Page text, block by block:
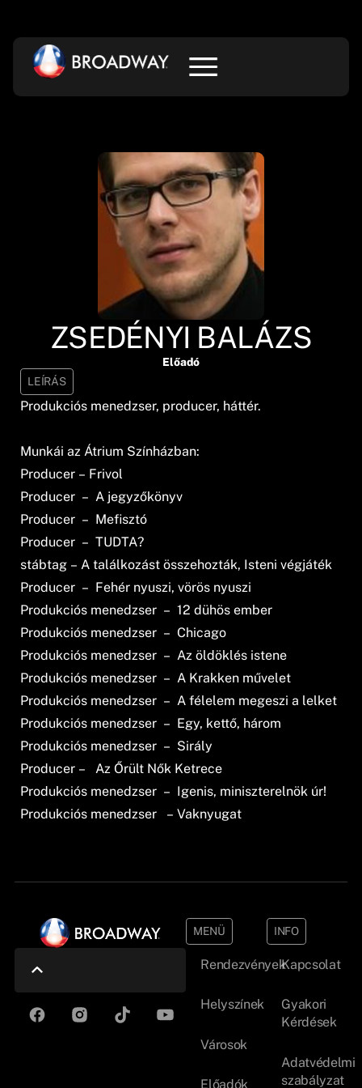
ZSEDÉNYI BALÁZS
Előadó
LEÍRÁS
Produkciós menedzser, producer, háttér.
Munkái az Átrium Színházban:
Producer – Frivol
Producer – A jegyzőkönyv
Producer – Mefisztó
Producer – TUDTA?
stábtag – A találkozást összehozták, Isteni végjáték
Producer – Fehér nyuszi, vörös nyuszi
Produkciós menedzser – 12 dühös ember
Produkciós menedzser – Chicago
Produkciós menedzser – Az öldöklés istene
Produkciós menedzser – A Krakken művelet
Produkciós menedzser – A félelem megeszi a lelket
Produkciós menedzser – Egy, kettő, három
Produkciós menedzser – Sirály
Producer – Az Őrült Nők Ketrece
Produkciós menedzser – Igenis, miniszterelnök úr!
Produkciós menedzser – Vaknyugat
MENÜ
Rendezvények
Helyszínek
Városok
Előadók
INFO
Kapcsolat
Gyakori
Kérdések
Adatvédelmi
szabályzat